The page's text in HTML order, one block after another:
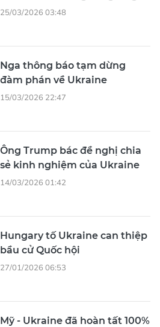
25/03/2026 03:48
Nga thông báo tạm dừng
đàm phán về Ukraine
15/03/2026 22:47
Ông Trump bác đề nghị chia
sẻ kinh nghiệm của Ukraine
14/03/2026 01:42
Hungary tố Ukraine can thiệp
bầu cử Quốc hội
27/01/2026 06:53
Mỹ - Ukraine đã hoàn tất 100%